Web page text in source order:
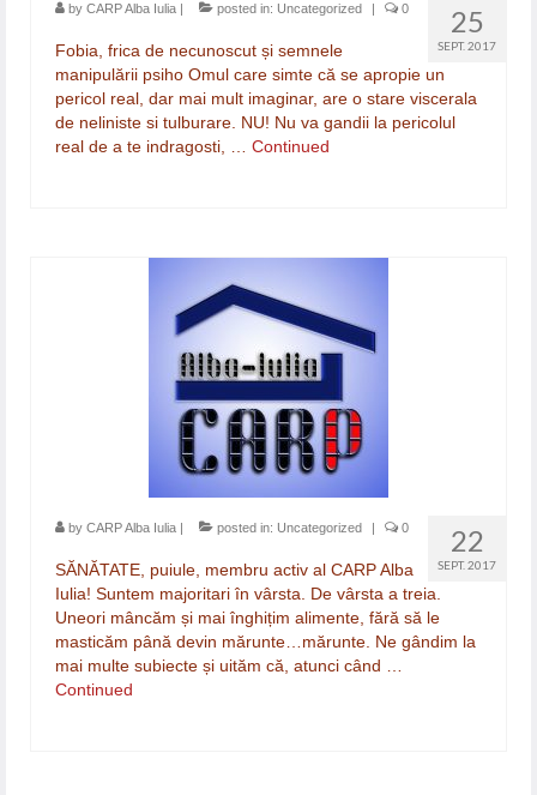
25
SEPT. 2017
by CARP Alba Iulia posted in: Uncategorized 0
Fobia, frica de necunoscut și semnele
manipulării psiho Omul care simte că se apropie un
pericol real, dar mai mult imaginar, are o stare viscerala
de neliniste si tulburare. NU! Nu va gandii la pericolul
real de a te indragosti, … Continued
22
SEPT. 2017
by CARP Alba Iulia posted in: Uncategorized 0
SĂNĂTATE, puiule, membru activ al CARP Alba
Iulia! Suntem majoritari în vârsta. De vârsta a treia.
Uneori mâncăm și mai înghițim alimente, fără să le
masticăm până devin mărunte…mărunte. Ne gândim la
mai multe subiecte și uităm că, atunci când …
Continued